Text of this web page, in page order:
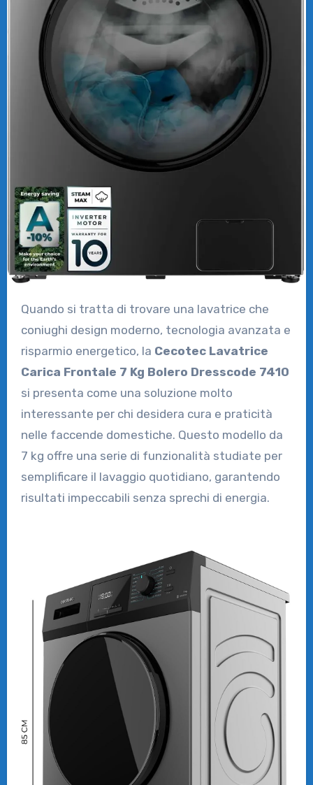
Quando si tratta di trovare una lavatrice che
coniughi design moderno, tecnologia avanzata e
risparmio energetico, la Cecotec Lavatrice
Carica Frontale 7 Kg Bolero Dresscode 7410
si presenta come una soluzione molto
interessante per chi desidera cura e praticità
nelle faccende domestiche. Questo modello da
7 kg offre una serie di funzionalità studiate per
semplificare il lavaggio quotidiano, garantendo
risultati impeccabili senza sprechi di energia.